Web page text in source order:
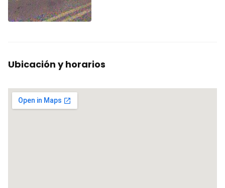
Ubicación y horarios